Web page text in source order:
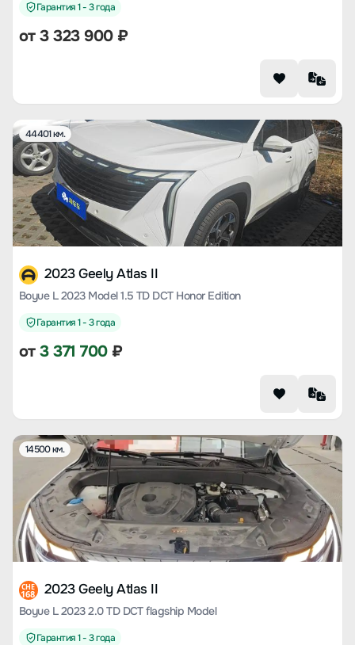
Гарантия 1 - 3 года
от3 323 900₽
44401 км.
2023 Geely Atlas II
Boyue L 2023 Model 1.5 TD DCT Honor Edition
Гарантия 1 - 3 года
от3 371 700₽
14500 км.
CHE
168 2023 Geely Atlas II
Boyue L 2023 2.0 TD DCT flagship Model
Гарантия 1 - 3 года